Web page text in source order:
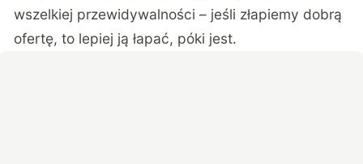
wszelkiej przewidywalności – jeśli złapiemy dobrą
ofertę, to lepiej ją łapać, póki jest.